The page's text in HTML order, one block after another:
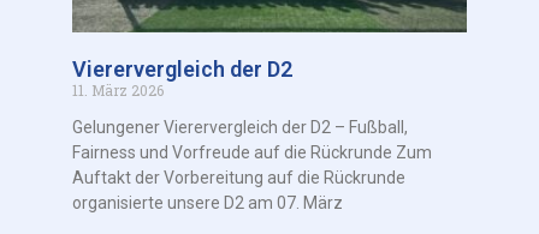
Vierervergleich der D2
11. März 2026
Gelungener Vierervergleich der D2 – Fußball,
Fairness und Vorfreude auf die Rückrunde Zum
Auftakt der Vorbereitung auf die Rückrunde
organisierte unsere D2 am 07. März